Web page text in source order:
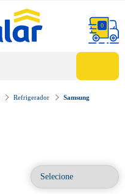
0
Refrigerador Samsung